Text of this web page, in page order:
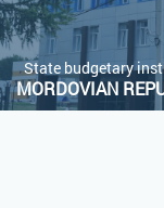
State budgetary
MORDOVIAN